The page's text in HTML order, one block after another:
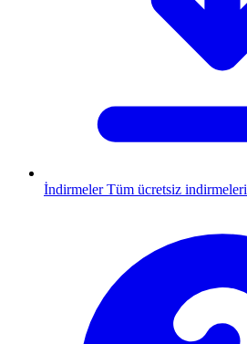
İndirmeler Tüm ücretsiz